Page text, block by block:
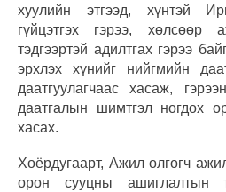
хуулийн этгээд, хүнтэй
гүйцэтгэх гэрээ, хөлсөөр
тэдгээртэй адилтгах гэрээ
эрхлэх хүнийг нийгмийн
даатгуулагчаас хасаж,
даатгалын шимтгэл ногдох
хасах.
Хоёрдугаарт, Ажил олгогч
орон сууцны ашиглалтын